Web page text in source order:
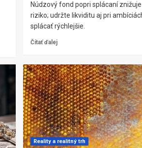
Núdzový fond popri splácaní znižuje
riziko; udržte likviditu aj pri
splácať rýchlejšie.
Čítať ďalej
Reality a realitný trh